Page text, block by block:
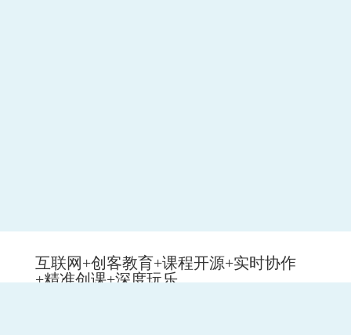
互联网+创客教育+课程开源+实时协作
+精准创课+深度玩乐